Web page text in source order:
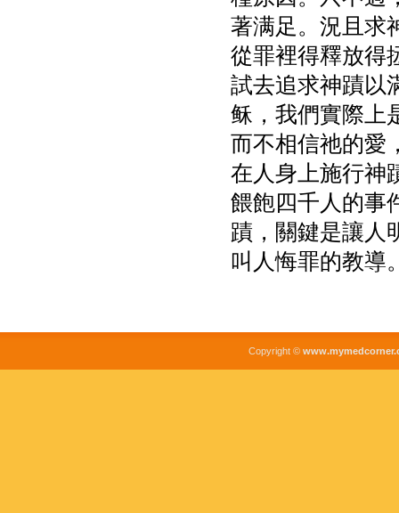
著满足。況且求
從罪裡得釋放得
試去追求神蹟以
稣，我們實際上
而不相信祂的愛
在人身上施行神
餵飽四千人的事
蹟，關鍵是讓人
叫人悔罪的教導
Copyright ©